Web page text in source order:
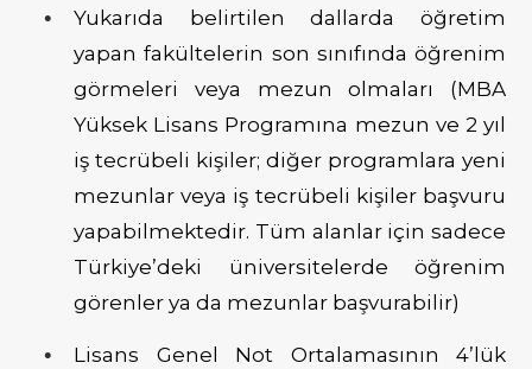
Yukarıda belirtilen dallarda öğretim
yapan fakültelerin son sınıfında öğrenim
görmeleri veya mezun olmaları (MBA
Yüksek Lisans Programına mezun ve 2 yıl
iş tecrübeli kişiler; diğer programlara yeni
mezunlar veya iş tecrübeli kişiler başvuru
yapabilmektedir. Tüm alanlar için sadece
Türkiye’deki üniversitelerde öğrenim
görenler ya da mezunlar başvurabilir)
Lisans Genel Not Ortalamasının 4’lük